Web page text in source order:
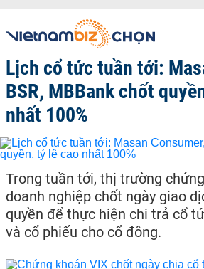
Lịch cổ tức tuần tới:
BSR, MBBank chốt
nhất 100%
Trong tuần tới, thị trường
doanh nghiệp chốt ngày giao
quyền để thực hiện chi trả cổ
và cổ phiếu cho cổ đông.